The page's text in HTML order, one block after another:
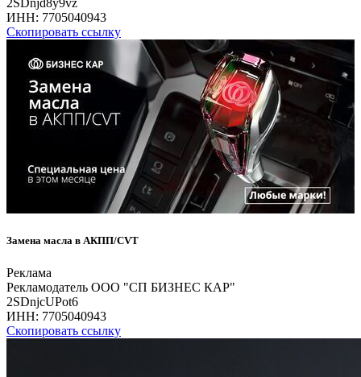
2SDnjd8y9vz
ИНН: 7705040943
Скопировать ссылку
Замена масла в АКПП/CVT
Реклама
Рекламодатель ООО "СП БИЗНЕС КАР"
2SDnjcUPot6
ИНН: 7705040943
Скопировать ссылку